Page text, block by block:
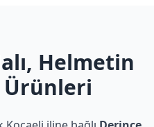
Helmetin
Ürünleri